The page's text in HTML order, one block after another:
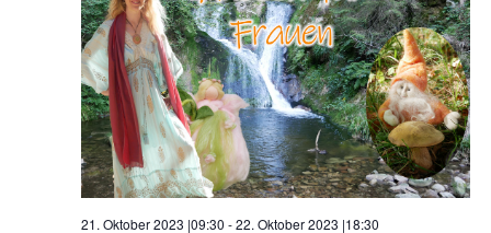
21. Oktober 2023 |09:30 -22. Oktober 2023 |18:30